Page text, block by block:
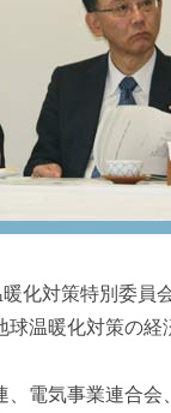
化対策特別委員
球温暖化対策の
、電気事業連合